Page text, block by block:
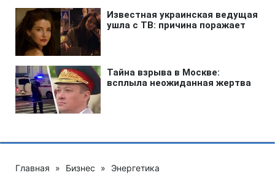
Главная » Бизнес » Энергетика